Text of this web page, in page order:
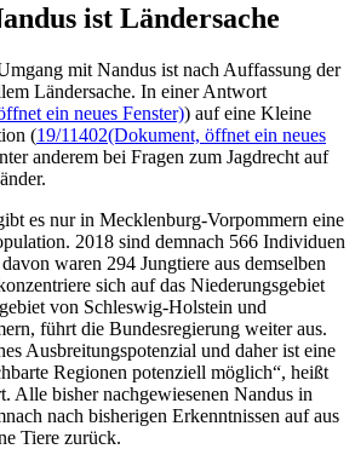
ist Ländersache
mit Nandus ist nach Auffassung der
Ländersache. In einer Antwort
ein neues Fenster)) auf eine Kleine
(19/11402(Dokument, öffnet ein neues
anderem bei Fragen zum Jagdrecht auf
es nur in Mecklenburg-Vorpommern eine
2018 sind demnach 566 Individuen
waren 294 Jungtiere aus demselben
sich auf das Niederungsgebiet
von Schleswig-Holstein und
führt die Bundesregierung weiter aus.
Ausbreitungspotenzial und daher ist eine
Regionen potenziell möglich“, heißt
Alle bisher nachgewiesenen Nandus in
nach bisherigen Erkenntnissen auf aus
Tiere zurück.